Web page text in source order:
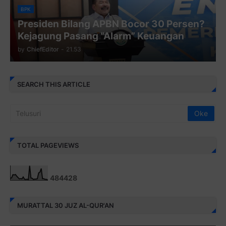
BPK
Presiden Bilang APBN Bocor 30 Persen?
Kejagung Pasang “Alarm” Keuangan
by ChiefEditor - 21.53
SEARCH THIS ARTICLE
TOTAL PAGEVIEWS
484428
MURATTAL 30 JUZ AL-QUR'AN